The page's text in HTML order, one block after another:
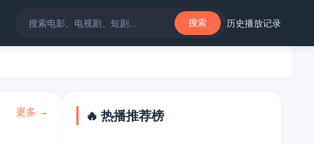
搜索 历史播放记录
更多 → 🔥 热播推荐榜